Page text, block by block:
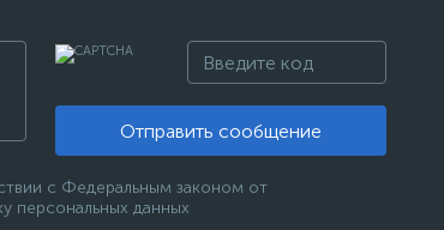
Отправить сообщение
с Федеральным законом от
персональных данных